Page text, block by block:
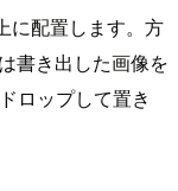
に配置します。方
書き出した画像を
ロップして置き